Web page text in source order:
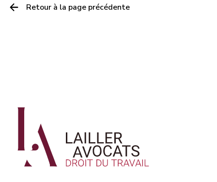
Retour à la page précédente